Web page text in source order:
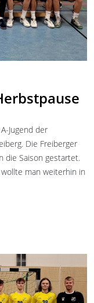
Jugend der
Die Freiberger
die Saison gestartet.
man weiterhin in